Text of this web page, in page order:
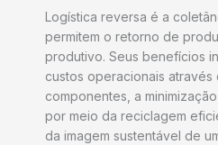
Logística reversa é a
permitem o retorno de
produtivo. Seus benefícios
custos operacionais através
componentes, a
por meio da reciclagem
da imagem sustentável de